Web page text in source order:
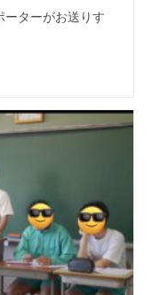
ターがお送りす